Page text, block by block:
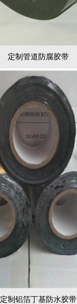
定制管道防腐胶带
定制铝箔丁基防水胶带